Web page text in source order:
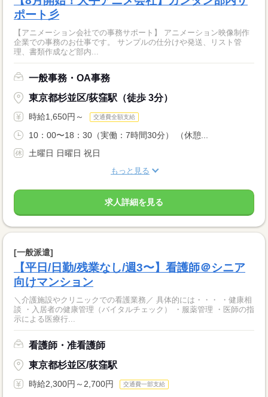
ポート彡
【アニメーション会社での事務サポート】 アニメーション映像制作
企業での事務のお仕事です。 サンプルの仕分けや発送、リスト管
理、書類作成など部内...
一般事務・OA事務
東京都杉並区/荻窪駅（徒歩 3分）
時給1,650円～ 交通費全額支給
10：00〜18：30（実働：7時間30分） （休憩...
土曜日 日曜日 祝日
もっと見る
求人詳細を見る
[一般派遣]
【平日/日勤/残業なし/週3〜】看護師＠シニア
向けマンション
＼介護施設やクリニックでの看護業務／ 具体的には・・・ ・健康相
談 ・入居者の健康管理（バイタルチェック） ・服薬管理 ・医師の指
示による医療行...
看護師・准看護師
東京都杉並区/荻窪駅
時給2,300円～2,700円 交通費一部支給